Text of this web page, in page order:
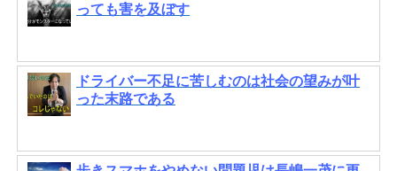
っても害を及ぼす
ドライバー不足に苦しむのは社会の望みが叶
った末路である